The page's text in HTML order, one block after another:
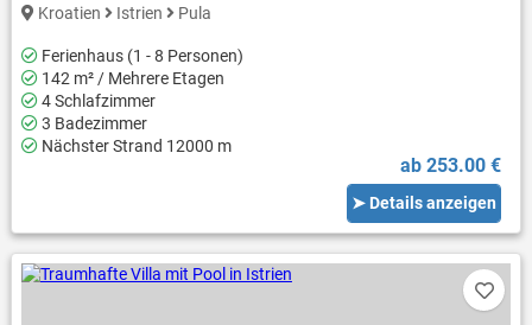
Kroatien Istrien Pula
Ferienhaus (1 - 8 Personen)
142 m² / Mehrere Etagen
4 Schlafzimmer
3 Badezimmer
Nächster Strand 12000 m
ab 253.00 €
➤ Details anzeigen